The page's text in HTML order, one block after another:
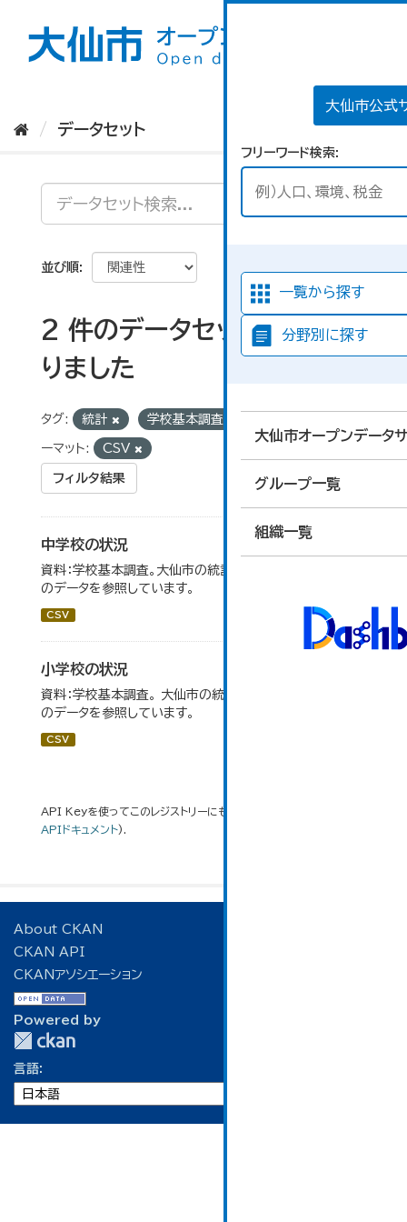
大仙市公式
フリーワード検索
一覧から探す
分野別に探す
大仙市オープンデータ
グループ一覧
組織一覧
データセット
並び順
2 件のデータセットが見つか
りました
タグ: 統計 学校基本調査
ーマット: CSV
フィルタ結果
中学校の状況
資料：学校基本調査。大仙市の統計「14-5 中学校の状況」
のデータを参照しています。
CSV
小学校の状況
資料：学校基本調査。 大仙市の統計「14-3 小学校の状況」
のデータを参照しています。
CSV
API Keyを使ってこのレジストリーにもアクセス可能です
APIドキュメント).
About CKAN
CKAN API
CKANアソシエーション
Powered by
言語